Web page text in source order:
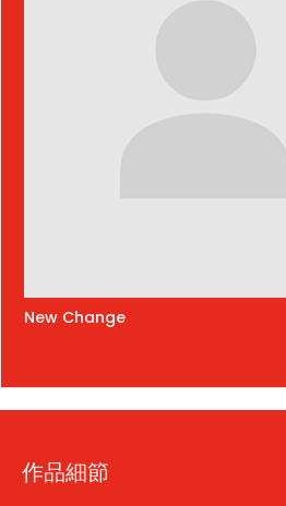
New Change
作品細節